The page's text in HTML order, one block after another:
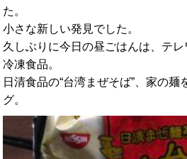
た。
小さな新しい発見でした。
久しぶりに今日の昼ごはんは、テ
冷凍食品。
日清食品の“台湾まぜそば”、家の麺
グ。